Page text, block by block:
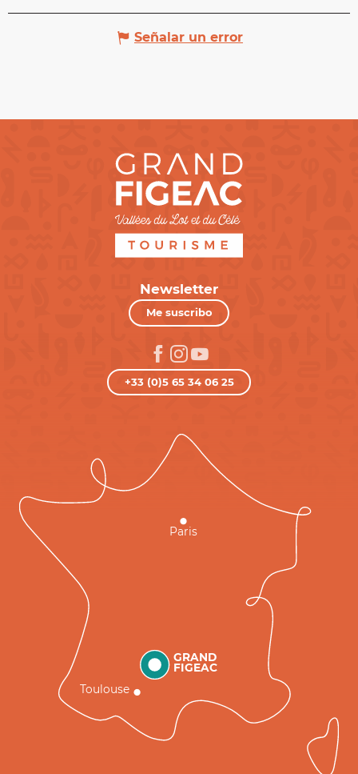
Señalar un error
Newsletter
Me suscribo
+33 (0)5 65 34 06 25
GRAND
FIGEAC
Toulouse
Paris